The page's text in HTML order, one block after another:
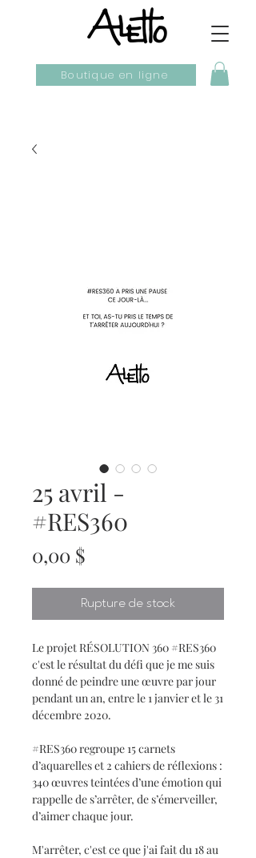
Boutique en ligne
25 avril -
#RES360
0,00 $
Rupture de stock
Le projet RÉSOLUTION 360 #RES360
c'est le résultat du défi que je me suis
donné de peindre une œuvre par jour
pendant un an, entre le 1 janvier et le 31
décembre 2020.
#RES360 regroupe 15 carnets
d’aquarelles et 2 cahiers de réflexions :
340 œuvres teintées d’une émotion qui
rappelle de s’arrêter, de s’émerveiller,
d’aimer chaque jour.
M'arrêter, c'est ce que j'ai fait du 18 au